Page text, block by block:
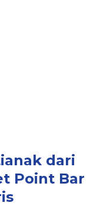
dari
Point Bar